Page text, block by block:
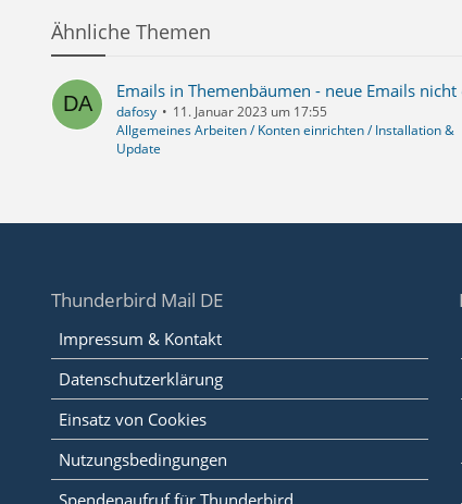
Ähnliche Themen
dafosy
11. Januar 2023 um 17:55
Allgemeines Arbeiten / Konten einrichten / Installation &
Update
Thunderbird Mail DE
Impressum & Kontakt
Datenschutzerklärung
Einsatz von Cookies
Nutzungsbedingungen
Spendenaufruf für Thunderbird